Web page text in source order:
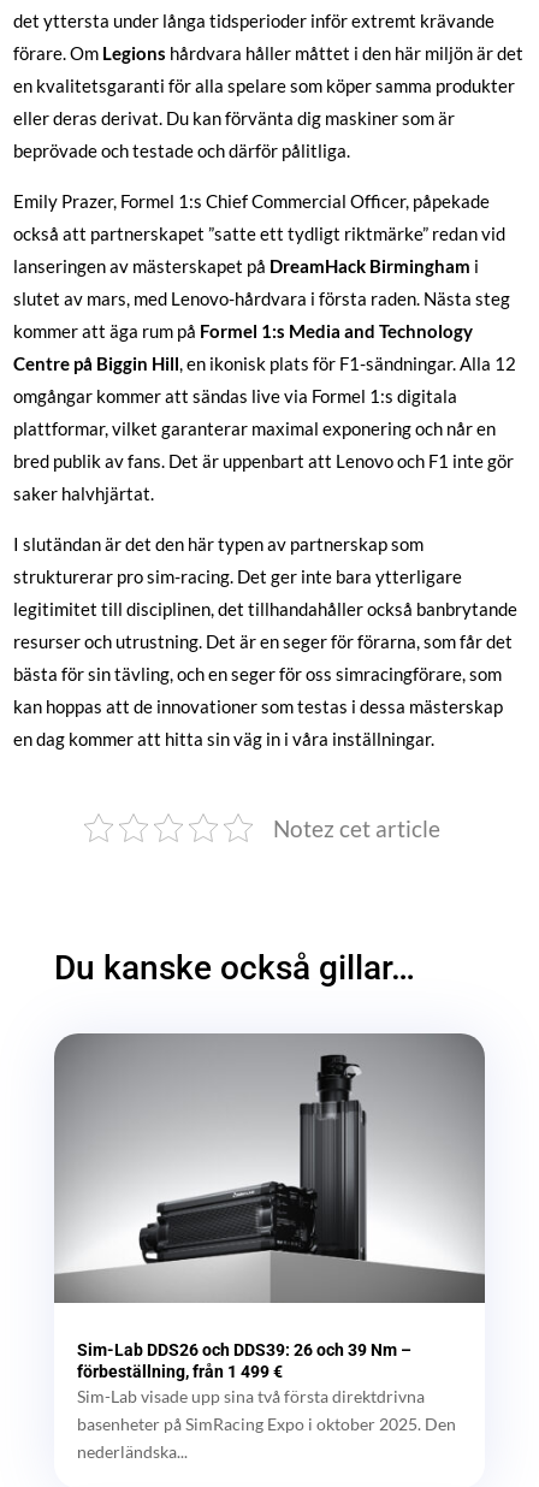
det yttersta under långa tidsperioder inför extremt krävande
förare. Om Legions hårdvara håller måttet i den här miljön är det
en kvalitetsgaranti för alla spelare som köper samma produkter
eller deras derivat. Du kan förvänta dig maskiner som är
beprövade och testade och därför pålitliga.
Emily Prazer, Formel 1:s Chief Commercial Officer, påpekade
också att partnerskapet ”satte ett tydligt riktmärke” redan vid
lanseringen av mästerskapet på DreamHack Birmingham i
slutet av mars, med Lenovo-hårdvara i första raden. Nästa steg
kommer att äga rum på Formel 1:s Media and Technology
Centre på Biggin Hill, en ikonisk plats för F1-sändningar. Alla 12
omgångar kommer att sändas live via Formel 1:s digitala
plattformar, vilket garanterar maximal exponering och når en
bred publik av fans. Det är uppenbart att Lenovo och F1 inte gör
saker halvhjärtat.
I slutändan är det den här typen av partnerskap som
strukturerar pro sim-racing. Det ger inte bara ytterligare
legitimitet till disciplinen, det tillhandahåller också banbrytande
resurser och utrustning. Det är en seger för förarna, som får det
bästa för sin tävling, och en seger för oss simracingförare, som
kan hoppas att de innovationer som testas i dessa mästerskap
en dag kommer att hitta sin väg in i våra inställningar.
Notez cet article
Du kanske också gillar…
Sim-Lab DDS26 och DDS39: 26 och 39 Nm –
förbeställning, från 1 499 €
Sim-Lab visade upp sina två första direktdrivna
basenheter på SimRacing Expo i oktober 2025. Den
nederländska...